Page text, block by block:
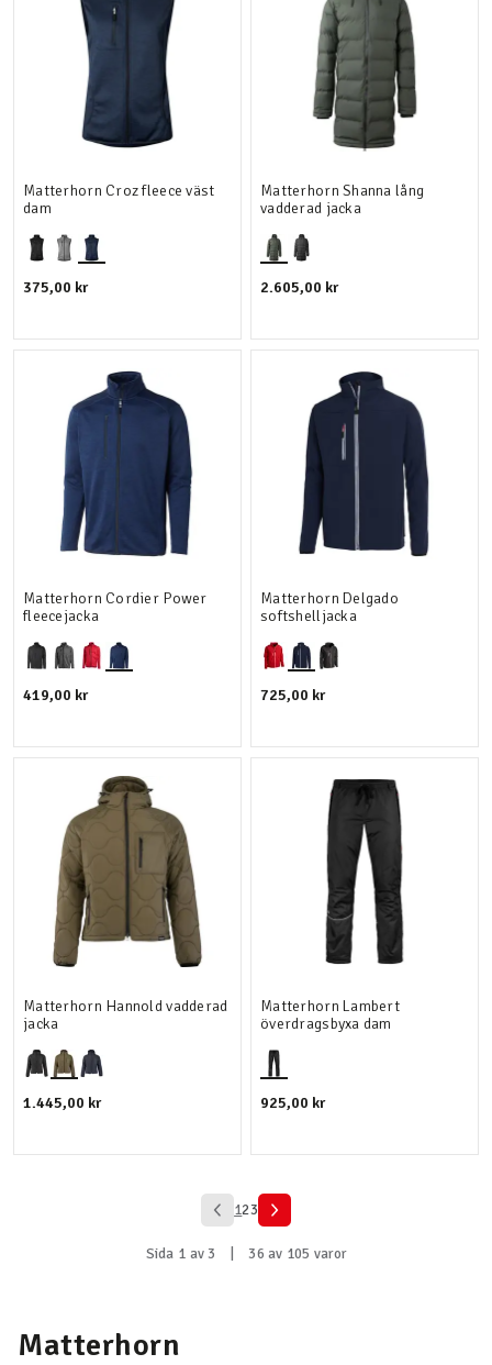
Matterhorn Croz fleece väst
dam
375,00 kr
Matterhorn Shanna lång
vadderad jacka
2.605,00 kr
Matterhorn Cordier Power
fleecejacka
419,00 kr
Matterhorn Delgado
softshelljacka
725,00 kr
Matterhorn Hannold vadderad
jacka
1.445,00 kr
Matterhorn Lambert
överdragsbyxa dam
925,00 kr
123
Sida 1 av 3 36 av 105 varor
Matterhorn